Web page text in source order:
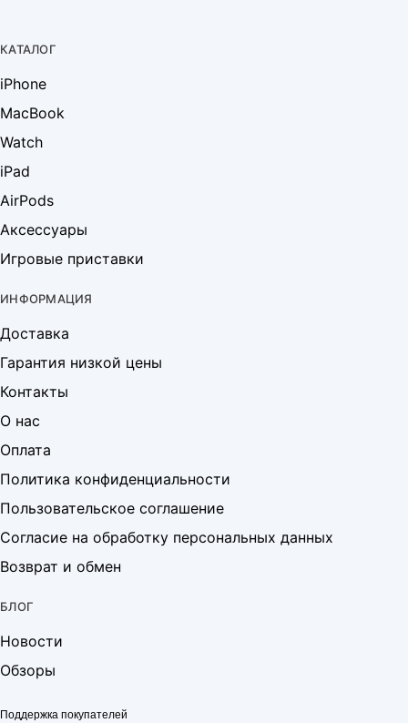
КАТАЛОГ
iPhone
MacBook
Watch
iPad
AirPods
Аксессуары
Игровые приставки
ИНФОРМАЦИЯ
Доставка
Гарантия низкой цены
Контакты
О нас
Оплата
Политика конфиденциальности
Пользовательское соглашение
Согласие на обработку персональных данных
Возврат и обмен
БЛОГ
Новости
Обзоры
Поддержка покупателей